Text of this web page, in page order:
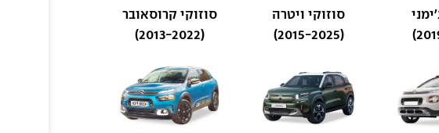
סוזוקי ויטרה
(2015-2025)
סוזוקי קרוסאובר
(2013-2022)